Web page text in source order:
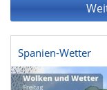
Spanien-Wetter